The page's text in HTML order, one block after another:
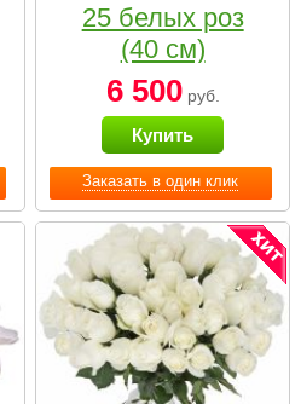
Заказать в один клик
25 белых роз
(40 см)
6 500руб.
Купить